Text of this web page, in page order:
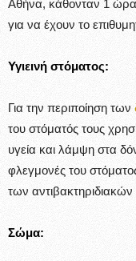
Αθήνα, κάθονταν 1 ώρα
για να έχουν το
Υγιεινή στόματος:
Για την περιποίηση των
του στόματός τους
υγεία και λάμψη στα
φλεγμονές του
των
Σώμα: